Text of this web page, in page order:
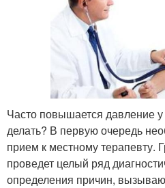
Часто повышается давление
делать? В первую очередь
прием к местному терапевту.
проведет целый ряд
определения причин,